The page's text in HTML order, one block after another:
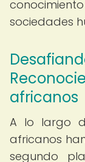
sociedades
africanos
A lo largo
africanos
segundo